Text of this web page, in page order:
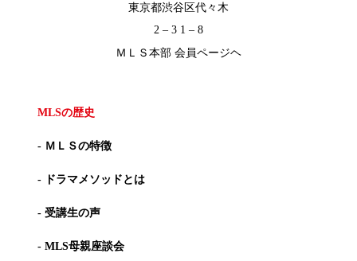
東京都渋谷区代々木
2 – 3 1 – 8
ＭＬＳ本部 会員ページヘ
MLSの歴史
- ＭＬＳの特徴
- ドラマメソッドとは
- 受講生の声
- MLS母親座談会